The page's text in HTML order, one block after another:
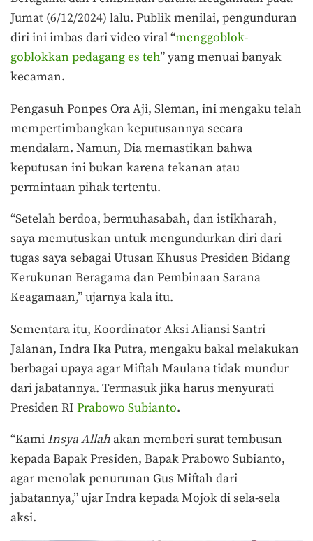
Jumat (6/12/2024) lalu. Publik menilai, pengunduran
diri ini imbas dari video viral “menggoblok-
goblokkan pedagang es teh” yang menuai banyak
kecaman.
Pengasuh Ponpes Ora Aji, Sleman, ini mengaku telah
mempertimbangkan keputusannya secara
mendalam. Namun, Dia memastikan bahwa
keputusan ini bukan karena tekanan atau
permintaan pihak tertentu.
“Setelah berdoa, bermuhasabah, dan istikharah,
saya memutuskan untuk mengundurkan diri dari
tugas saya sebagai Utusan Khusus Presiden Bidang
Kerukunan Beragama dan Pembinaan Sarana
Keagamaan,” ujarnya kala itu.
Sementara itu, Koordinator Aksi Aliansi Santri
Jalanan, Indra Ika Putra, mengaku bakal melakukan
berbagai upaya agar Miftah Maulana tidak mundur
dari jabatannya. Termasuk jika harus menyurati
Presiden RI Prabowo Subianto.
“Kami Insya Allahakan memberi surat tembusan
kepada Bapak Presiden, Bapak Prabowo Subianto,
agar menolak penurunan Gus Miftah dari
jabatannya,” ujar Indra kepada Mojok di sela-sela
aksi.